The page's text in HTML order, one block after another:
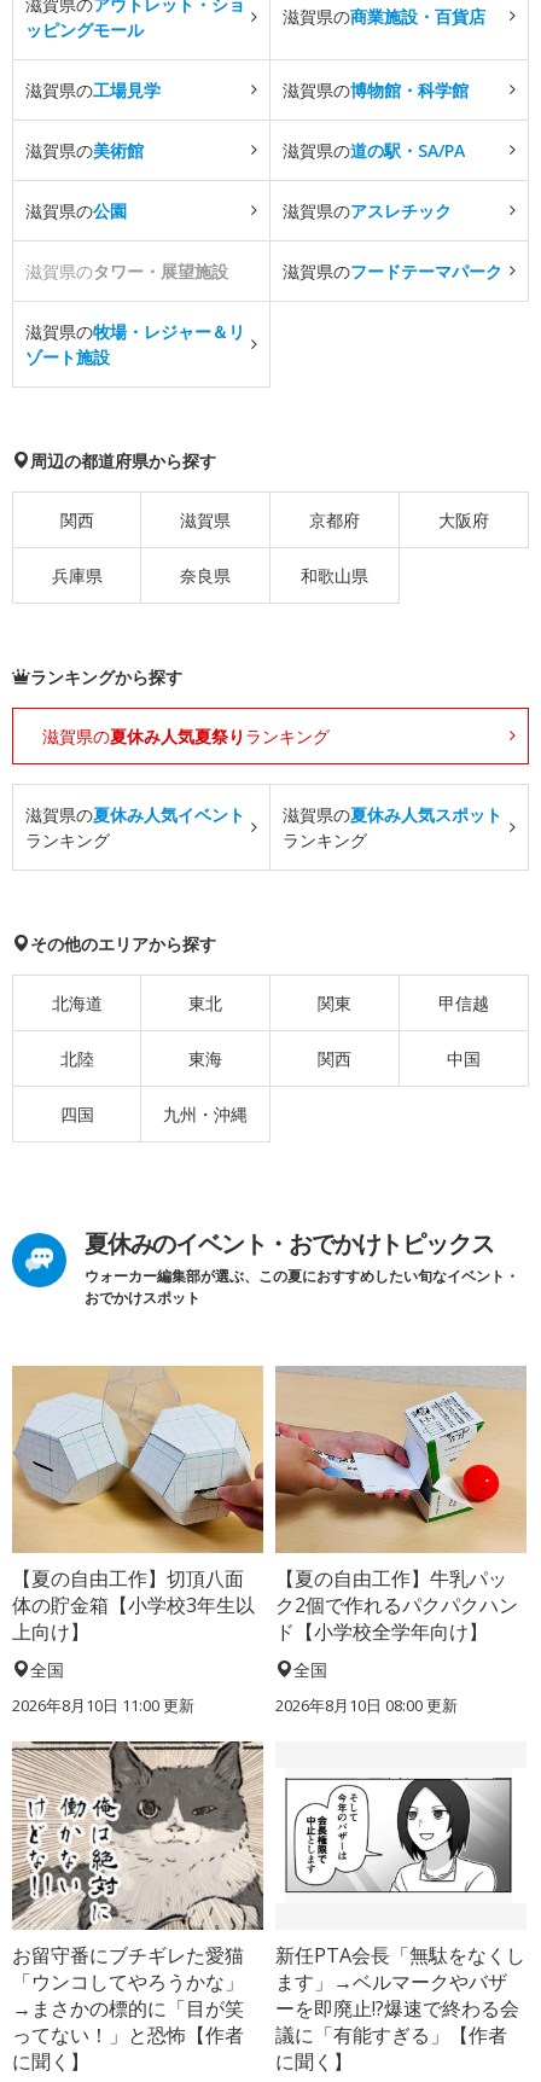
ッピングモール
滋賀県の商業施設・百貨店
滋賀県の工場見学 滋賀県の博物館・科学館
滋賀県の美術館 滋賀県の道の駅・SA/PA
滋賀県の公園 滋賀県のアスレチック
滋賀県のタワー・展望施設 滋賀県のフードテーマパーク
滋賀県の牧場・レジャー＆リ
ゾート施設
周辺の都道府県から探す
関西 滋賀県 京都府 大阪府
兵庫県 奈良県 和歌山県
ランキングから探す
滋賀県の夏休み人気夏祭り ランキング
滋賀県の夏休み人気イベント
ランキング
滋賀県の夏休み人気スポット
ランキング
その他のエリアから探す
北海道 東北 関東 甲信越
北陸 東海 関西 中国
四国 九州・沖縄
夏休みのイベント・おでかけトピックス
ウォーカー編集部が選ぶ、この夏におすすめしたい旬なイベント・
おでかけスポット
【夏の自由工作】切頂八面
体の貯金箱【小学校3年生以
上向け】
全国
2026年8月10日 11:00更新
【夏の自由工作】牛乳パッ
ク2個で作れるパクパクハン
ド【小学校全学年向け】
全国
2026年8月10日 08:00更新
お留守番にブチギレた愛猫
「ウンコしてやろうかな」
→まさかの標的に「目が笑
ってない！」と恐怖【作者
に聞く】
新任PTA会長「無駄をなくし
ます」→ベルマークやバザ
ーを即廃止!?爆速で終わる会
議に「有能すぎる」【作者
に聞く】